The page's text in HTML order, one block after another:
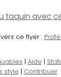
taquin avec
ce flyer :
| Aide |
style | Contribuer